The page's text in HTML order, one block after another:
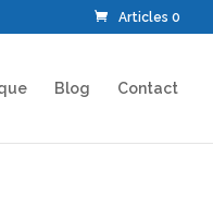
Articles 0
Blog Contact